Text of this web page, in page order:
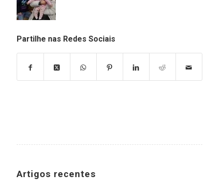
Partilhe nas Redes Sociais
Artigos recentes